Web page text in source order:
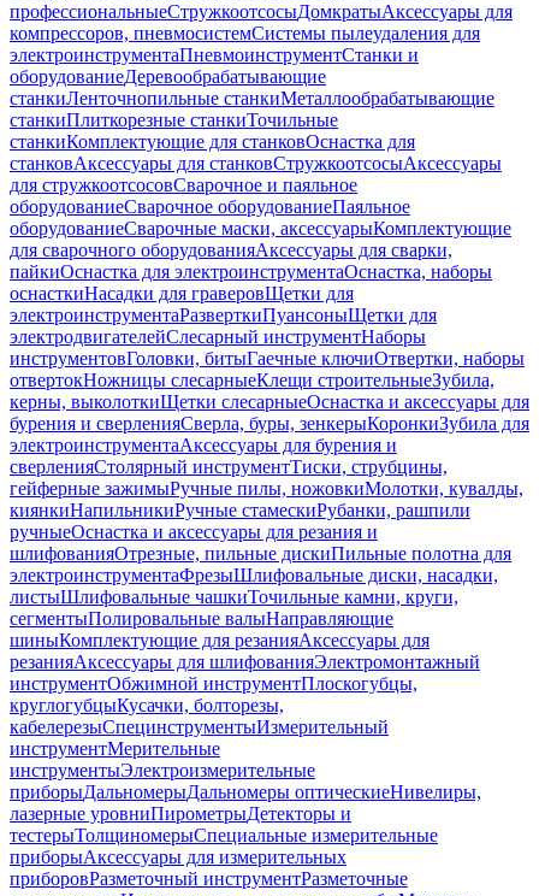
профессиональныеСтружкоотсосыДомкратыАксессуары для
компрессоров, пневмосистемСистемы пылеудаления для
электроинструментаПневмоинструментСтанки и
оборудованиеДеревообрабатывающие
станкиЛенточнопильные станкиМеталлообрабатывающие
станкиПлиткорезные станкиТочильные
станкиКомплектующие для станковОснастка для
станковАксессуары для станковСтружкоотсосыАксессуары
для стружкоотсосовСварочное и паяльное
оборудованиеСварочное оборудованиеПаяльное
оборудованиеСварочные маски, аксессуарыКомплектующие
для сварочного оборудованияАксессуары для сварки,
пайкиОснастка для электроинструментаОснастка, наборы
оснасткиНасадки для граверовЩетки для
электроинструментаРазверткиПуансоныЩетки для
электродвигателейСлесарный инструментНаборы
инструментовГоловки, битыГаечные ключиОтвертки, наборы
отвертокНожницы слесарныеКлещи строительныеЗубила,
керны, выколоткиЩетки слесарныеОснастка и аксессуары для
бурения и сверленияСверла, буры, зенкерыКоронкиЗубила для
электроинструментаАксессуары для бурения и
сверленияСтолярный инструментТиски, струбцины,
гейферные зажимыРучные пилы, ножовкиМолотки, кувалды,
киянкиНапильникиРучные стамескиРубанки, рашпили
ручныеОснастка и аксессуары для резания и
шлифованияОтрезные, пильные дискиПильные полотна для
электроинструментаФрезыШлифовальные диски, насадки,
листыШлифовальные чашкиТочильные камни, круги,
сегментыПолировальные валыНаправляющие
шиныКомплектующие для резанияАксессуары для
резанияАксессуары для шлифованияЭлектромонтажный
инструментОбжимной инструментПлоскогубцы,
круглогубцыКусачки, болторезы,
кабелерезыСпецинструментыИзмерительный
инструментМерительные
инструментыЭлектроизмерительные
приборыДальномерыДальномеры оптическиеНивелиры,
лазерные уровниПирометрыДетекторы и
тестерыТолщиномерыСпециальные измерительные
приборыАксессуары для измерительных
приборовРазметочный инструментРазметочные